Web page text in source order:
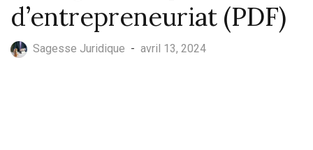
d’entrepreneuriat (PDF)
Sagesse Juridique - avril 13, 2024